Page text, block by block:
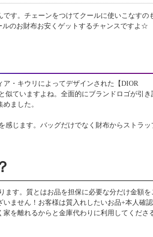
す。チェーンをつけてクールに使いこなすの
ルのお財布お安くゲットするチャンスですよ☆
・キウリによってデザインされた【DIOR
似ていますよね。全面的にブランドロゴが引き
ました。
感じます。バッグだけでなく財布からストラッ
ます。質とはお品を担保に必要な分だけ金額を
ません！お客様は質入れしたいお品+本人確
を離れるからと金庫代わりに利用してくださ